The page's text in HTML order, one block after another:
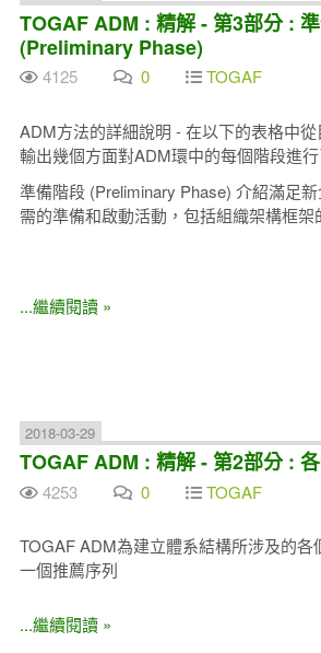
TOGAF ADM : 精解 - 第3部分 :
(Preliminary Phase)
4125 0 TOGAF
ADM方法的詳細說明 -在以下的表格中
輸出幾個方面對ADM環中的每個階段進行
準備階段 (Preliminary Phase) 介紹滿足
需的準備和啟動活動，包括組織架構框
...繼續閱讀 »
2018-03-29
TOGAF ADM : 精解 - 第2部分 :
4253 0 TOGAF
TOGAF ADM為建立體系結構所涉及的各
一個推薦序列
...繼續閱讀 »